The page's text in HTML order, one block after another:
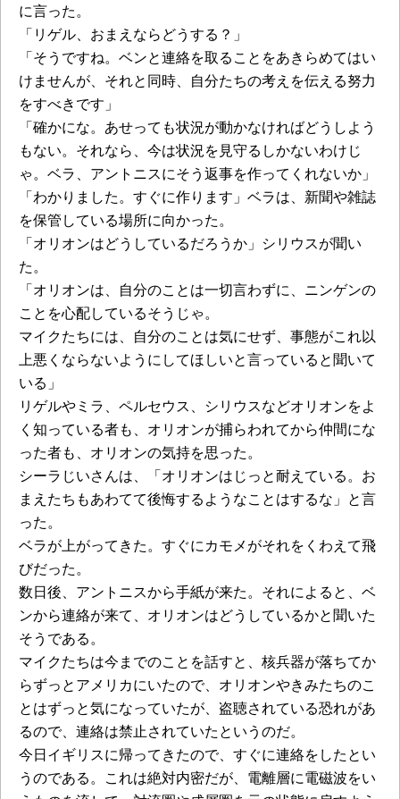
に言った。
「リゲル、おまえならどうする？」
「そうですね。ベンと連絡を取ることをあきらめてはい
けませんが、それと同時、自分たちの考えを伝える努力
をすべきです」
「確かにな。あせっても状況が動かなければどうしよう
もない。それなら、今は状況を見守るしかないわけじ
ゃ。ベラ、アントニスにそう返事を作ってくれないか」
「わかりました。すぐに作ります」ベラは、新聞や雑誌
を保管している場所に向かった。
「オリオンはどうしているだろうか」シリウスが聞い
た。
「オリオンは、自分のことは一切言わずに、ニンゲンの
ことを心配しているそうじゃ。
マイクたちには、自分のことは気にせず、事態がこれ以
上悪くならないようにしてほしいと言っていると聞いて
いる」
リゲルやミラ、ペルセウス、シリウスなどオリオンをよ
く知っている者も、オリオンが捕らわれてから仲間にな
った者も、オリオンの気持を思った。
シーラじいさんは、「オリオンはじっと耐えている。お
まえたちもあわてて後悔するようなことはするな」と言
った。
ベラが上がってきた。すぐにカモメがそれをくわえて飛
びだった。
数日後、アントニスから手紙が来た。それによると、ベ
ンから連絡が来て、オリオンはどうしているかと聞いた
そうである。
マイクたちは今までのことを話すと、核兵器が落ちてか
らずっとアメリカにいたので、オリオンやきみたちのこ
とはずっと気になっていたが、盗聴されている恐れがあ
るので、連絡は禁止されていたというのだ。
今日イギリスに帰ってきたので、すぐに連絡をしたとい
うのである。これは絶対内密だが、電離層に電磁波をい